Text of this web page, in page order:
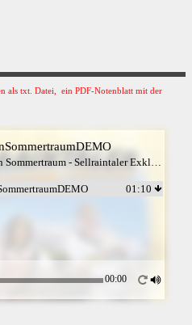
als txt. Datei, ein PDF-Notenblatt mit der
01:10
00:00